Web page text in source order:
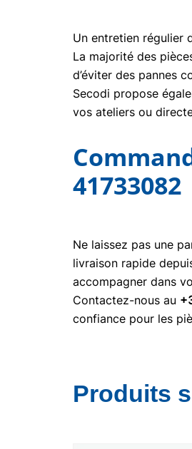
Un entretien régulier
La majorité des
d’éviter des pannes
Secodi propose
vos ateliers ou
41733082
Ne laissez pas une
livraison rapide
accompagner dans
Contactez-nous au
confiance pour les
Produits